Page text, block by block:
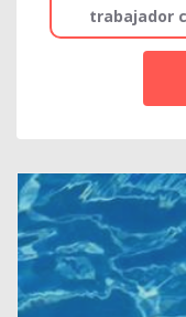
trabajador